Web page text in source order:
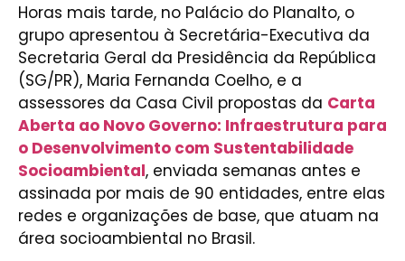
Horas mais tarde, no Palácio do Planalto, o
grupo apresentou à Secretária-Executiva da
Secretaria Geral da Presidência da República
(SG/PR), Maria Fernanda Coelho, e a
assessores da Casa Civil propostas da Carta
Aberta ao Novo Governo: Infraestrutura para
o Desenvolvimento com Sustentabilidade
Socioambiental, enviada semanas antes e
assinada por mais de 90 entidades, entre elas
redes e organizações de base, que atuam na
área socioambiental no Brasil.